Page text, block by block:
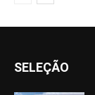
SELEÇÃO